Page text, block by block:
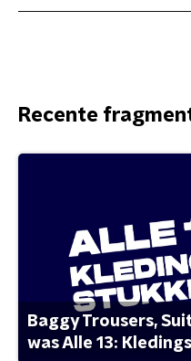
Recente
Baggy Trousers,
was Alle 13: